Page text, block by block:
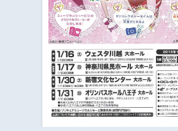
・ パイプオルガン
・ 神奈川県民ホールの取り組み
​​​​​​​​​​​​​神奈川県立県民ホール
ギャラリーSNS